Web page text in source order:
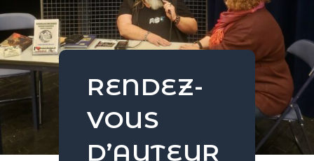
RENDEZ-
VOUS
D’AUTEUR